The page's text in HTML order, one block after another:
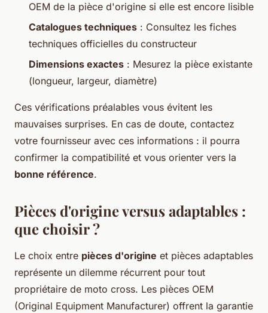
OEM de la pièce d'origine si elle est encore lisible
Catalogues techniques : Consultez les fiches
techniques officielles du constructeur
Dimensions exactes : Mesurez la pièce existante
(longueur, largeur, diamètre)
Ces vérifications préalables vous évitent les
mauvaises surprises. En cas de doute, contactez
votre fournisseur avec ces informations : il pourra
confirmer la compatibilité et vous orienter vers la
bonne référence.
Pièces d'origine versus adaptables :
que choisir ?
Le choix entre pièces d'origine et pièces adaptables
représente un dilemme récurrent pour tout
propriétaire de moto cross. Les pièces OEM
(Original Equipment Manufacturer) offrent la garantie